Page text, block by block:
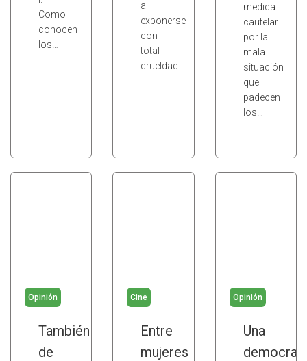
Como
conocen
los…
a
exponerse
con
total
crueldad…
medida
cautelar
por la
mala
situación
que
padecen
los…
Opinión
También
de
Cine
Entre
mujeres
Opinión
Una